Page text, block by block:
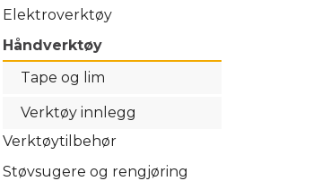
Elektroverktøy
Håndverktøy
Tape og lim
Verktøy innlegg
Verktøytilbehør
Støvsugere og rengjøring